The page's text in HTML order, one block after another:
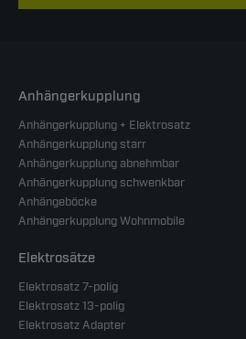
Anhängerkupplung
Anhängerkupplung + Elektrosatz
Anhängerkupplung starr
Anhängerkupplung abnehmbar
Anhängerkupplung schwenkbar
Anhängeböcke
Anhängerkupplung Wohnmobile
Elektrosätze
Elektrosatz 7-polig
Elektrosatz 13-polig
Elektrosatz Adapter